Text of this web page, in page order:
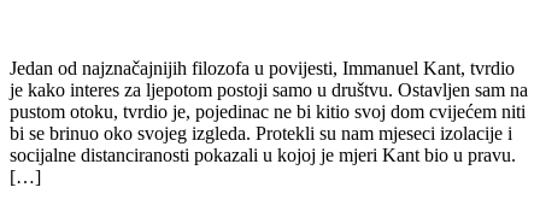
Jedan od najznačajnijih filozofa u povijesti, Immanuel Kant, tvrdio
je kako interes za ljepotom postoji samo u društvu. Ostavljen sam na
pustom otoku, tvrdio je, pojedinac ne bi kitio svoj dom cvijećem niti
bi se brinuo oko svojeg izgleda. Protekli su nam mjeseci izolacije i
socijalne distanciranosti pokazali u kojoj je mjeri Kant bio u pravu.
[…]